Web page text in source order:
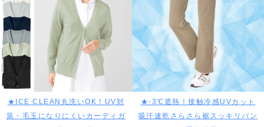
★ICE CLEAN丸洗いOK！UV対
策・毛玉になりにくいカーディガ
★-3℃遮熱！接触冷感UVカット
吸汗速乾さらさら裾スッキリパン